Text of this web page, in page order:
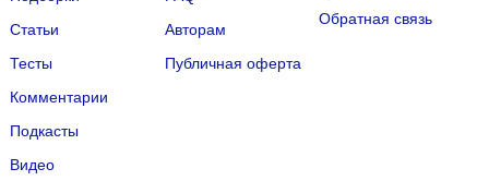
Статьи
Тесты
Комментарии
Подкасты
Видео
Авторам
Публичная оферта
Обратная связь